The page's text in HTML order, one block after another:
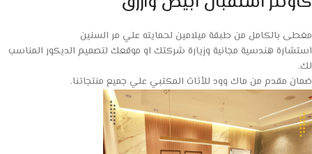
مغطى بالكامل من طبقة ميلامين لحمايته علي مر السنين
استشارة هندسية مجانية وزيارة شركتك او موقعك لتصميم الديكور المناسب
لك.
ضمان مقدم من ماك وود للأثاث المكتبي علي جميع منتجاتنا.